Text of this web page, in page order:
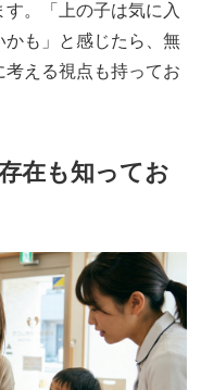
。「上の子は気に入
かも」と感じたら、無
える視点も持ってお
在も知ってお